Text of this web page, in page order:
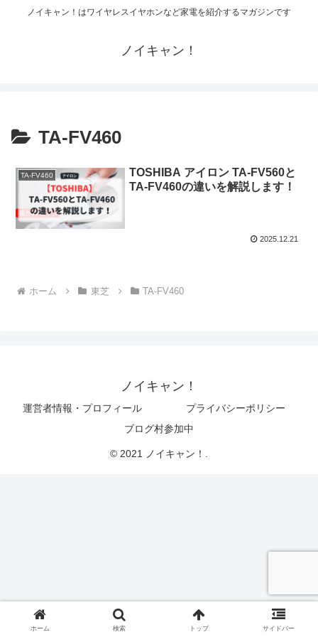
ノイキャン！はワイヤレスイヤホンなど家電を紹介するマガジンです
ノイキャン！
TA-FV460
TA-FV460
TOSHIBA アイロン TA-FV560と
TA-FV460の違いを解説します！
2025.12.21
ホーム 東芝 TA-FV460
ノイキャン！
運営者情報・プロフィール
プライバシーポリシー
ブログ村参加中
© 2021 ノイキャン！.
ホーム 検索 トップ サイドバー